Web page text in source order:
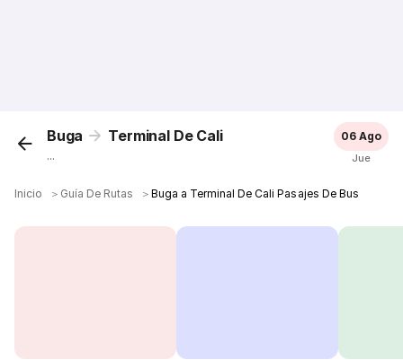
Buga Terminal De Cali
...
06 Ago
Jue
Inicio ＞ Guía De Rutas ＞Buga a Terminal De Cali Pasajes De Bus